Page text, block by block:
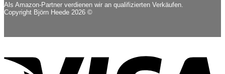
Als Amazon-Partner verdienen wir an qualifizierten Verkäufen.
Copyright Björn Heede 2026 ©